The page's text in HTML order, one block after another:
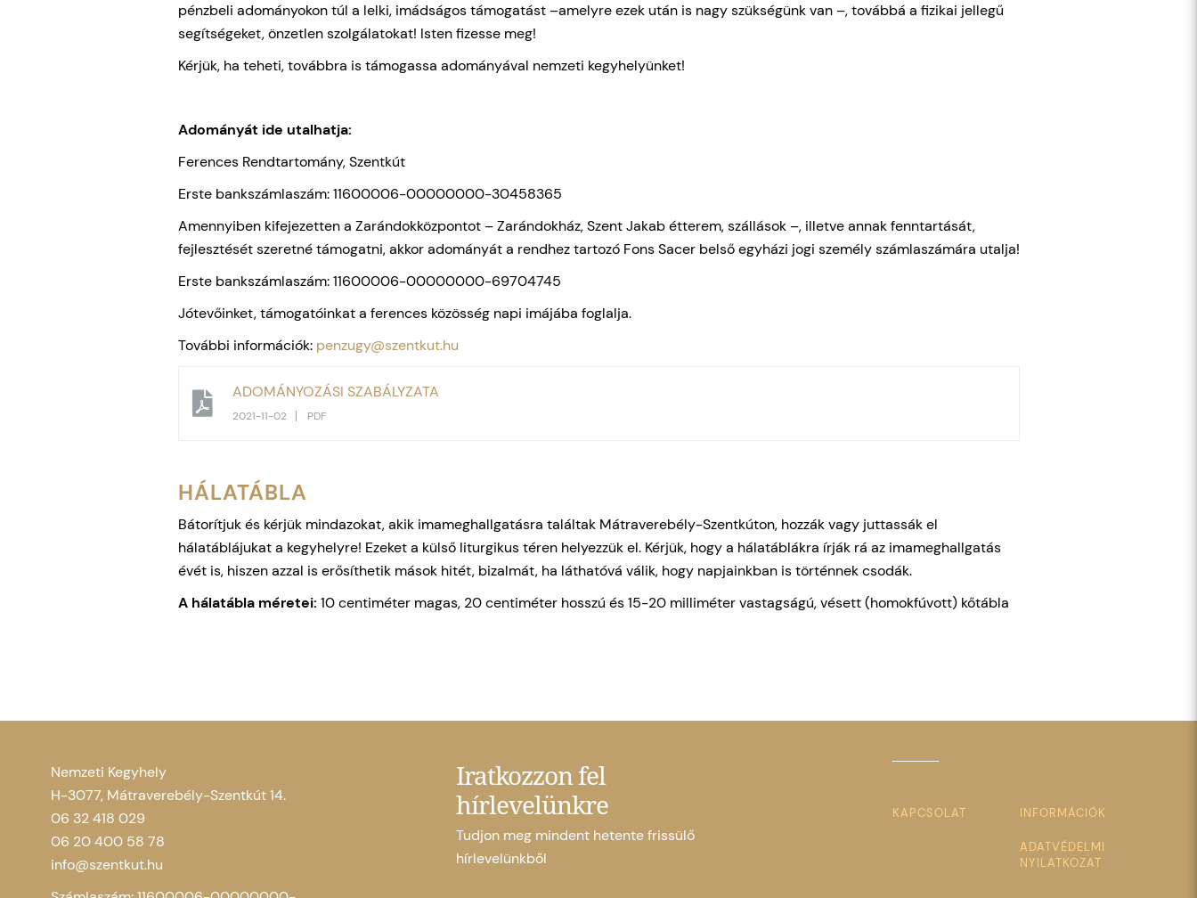
pénzbeli adományokon túl a lelki, imádságos támogatást –amelyre ezek után is nagy szükségünk van –, továbbá a fizikai jellegű
segítségeket, önzetlen szolgálatokat! Isten fizesse meg!
Kérjük, ha teheti, továbbra is támogassa adományával nemzeti kegyhelyünket!
Adományát ide utalhatja:
Ferences Rendtartomány, Szentkút
Erste bankszámlaszám: 11600006-00000000-30458365
Amennyiben kifejezetten a Zarándokközpontot – Zarándokház, Szent Jakab étterem, szállások –, illetve annak fenntartását,
fejlesztését szeretné támogatni, akkor adományát a rendhez tartozó Fons Sacer belső egyházi jogi személy számlaszámára utalja!
Erste bankszámlaszám: 11600006-00000000-69704745
Jótevőinket, támogatóinkat a ferences közösség napi imájába foglalja.
További információk: penzugy@szentkut.hu
ADOMÁNYOZÁSI SZABÁLYZATA
2021-11-02 PDF
HÁLATÁBLA
Bátorítjuk és kérjük mindazokat, akik imameghallgatásra találtak Mátraverebély-Szentkúton, hozzák vagy juttassák el
hálatáblájukat a kegyhelyre! Ezeket a külső liturgikus téren helyezzük el. Kérjük, hogy a hálatáblákra írják rá az imameghallgatás
évét is, hiszen azzal is erősíthetik mások hitét, bizalmát, ha láthatóvá válik, hogy napjainkban is történnek csodák.
A hálatábla méretei: 10 centiméter magas, 20 centiméter hosszú és 15-20 milliméter vastagságú, vésett (homokfúvott) kőtábla
Nemzeti Kegyhely
H-3077, Mátraverebély-Szentkút 14.
06 32 418 029
06 20 400 58 78
info@szentkut.hu
Iratkozzon fel
hírlevelünkre
Tudjon meg mindent hetente frissülő
hírlevelünkből
KAPCSOLAT INFORMÁCIÓK
ADATVÉDELMI
NYILATKOZAT